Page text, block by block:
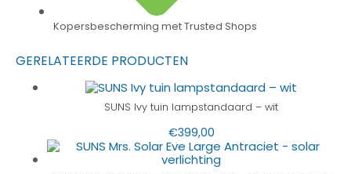
Kopersbescherming met Trusted Shops
GERELATEERDE PRODUCTEN
SUNS Ivy tuin lampstandaard – wit
€399,00